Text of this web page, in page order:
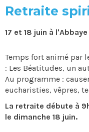
Retraite
17 et 18 juin à
Temps fort animé par
: Les Béatitudes, un
Au programme :
eucharisties, vêpres,
La retraite débute à
le dimanche 18 juin.